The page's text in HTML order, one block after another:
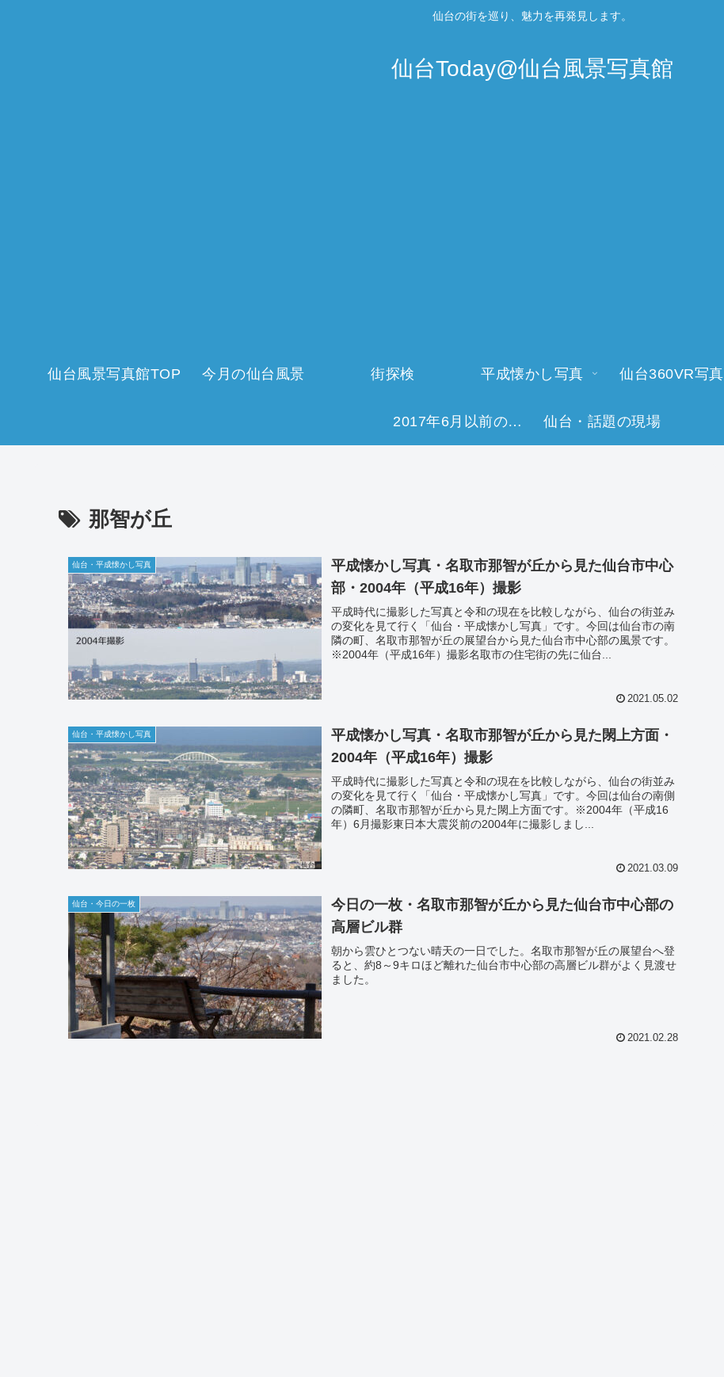
仙台の街を巡り、魅力を再発見します。
仙台Today@仙台風景写真館
仙台風景写真館TOP 今月の仙台風景 街探検 平成懐かし写真 仙台360VR写真
2017年6月以前の今日の一枚 仙台・話題の現場
那智が丘
仙台・平成懐かし写真
平成懐かし写真・名取市那智が丘から見た仙台市中心
部・2004年（平成16年）撮影
平成時代に撮影した写真と令和の現在を比較しながら、仙台の街並み
の変化を見て行く「仙台・平成懐かし写真」です。今回は仙台市の南
隣の町、名取市那智が丘の展望台から見た仙台市中心部の風景です。
※2004年（平成16年）撮影名取市の住宅街の先に仙台...
2021.05.02
仙台・平成懐かし写真
平成懐かし写真・名取市那智が丘から見た閖上方面・
2004年（平成16年）撮影
平成時代に撮影した写真と令和の現在を比較しながら、仙台の街並み
の変化を見て行く「仙台・平成懐かし写真」です。今回は仙台の南側
の隣町、名取市那智が丘から見た閖上方面です。※2004年（平成16
年）6月撮影東日本大震災前の2004年に撮影しまし...
2021.03.09
仙台・今日の一枚
今日の一枚・名取市那智が丘から見た仙台市中心部の
高層ビル群
朝から雲ひとつない晴天の一日でした。名取市那智が丘の展望台へ登
ると、約8～9キロほど離れた仙台市中心部の高層ビル群がよく見渡せ
ました。
2021.02.28